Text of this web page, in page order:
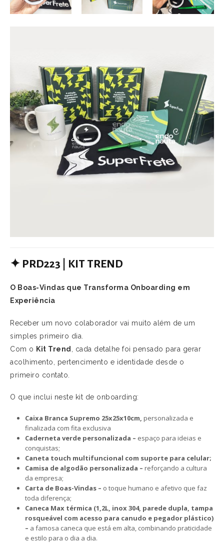
✦ PRD223 | KIT TREND
O Boas-Vindas que Transforma Onboarding em
Experiência
Receber um novo colaborador vai muito além de um
simples primeiro dia.
Com o Kit Trend
, cada detalhe foi pensado para gerar
acolhimento, pertencimento e identidade desde o
primeiro contato.
O que inclui neste kit de onboarding:
Caixa Branca Supremo 25x25x10cm, personalizada e
finalizada com fita exclusiva
Caderneta verde personalizada – espaço para ideias e
conquistas;
Caneta touch multifuncional com suporte para celular;
Camisa de algodão personalizada – reforçando a cultura
da empresa;
Carta de Boas-Vindas – o toque humano e afetivo que faz
toda diferença;
Caneca Max térmica (1,2L, inox 304, parede dupla, tampa
rosqueável com acesso para canudo e pegador plástico)
– a famosa caneca que está em alta, combinando praticidade
e estilo para o dia a dia.